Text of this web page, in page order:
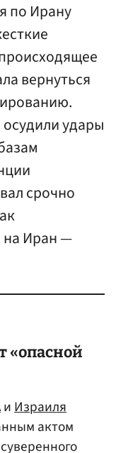
по Ирану
вернуться
удары
срочно
на Иран —
«опасной
иИзраиля
актом